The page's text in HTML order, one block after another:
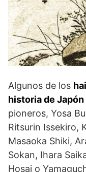
Algunos de los
historia de Japón
pioneros, Yosa
Ritsurin Issekiro,
Masaoka Shiki,
Sokan, Ihara
Hosai o